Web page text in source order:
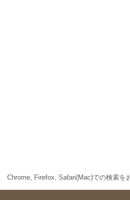
Chrome, Firefox, Safari(Mac)での検索を